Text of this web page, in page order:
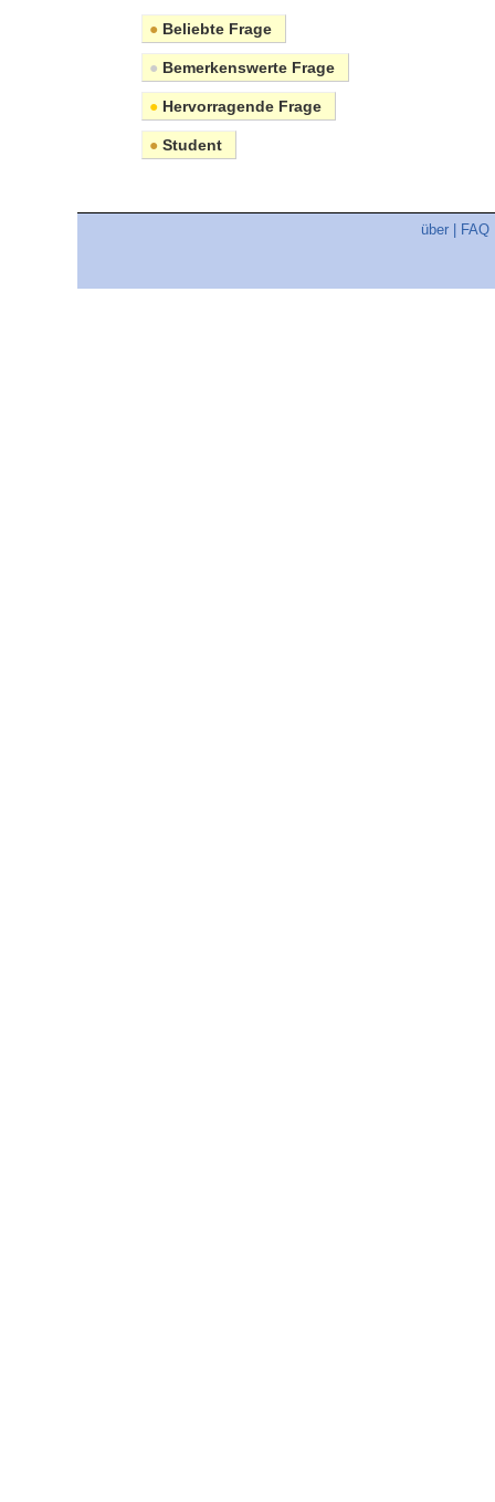
● Beliebte Frage
● Bemerkenswerte Frage
● Hervorragende Frage
● Student
über FAQ